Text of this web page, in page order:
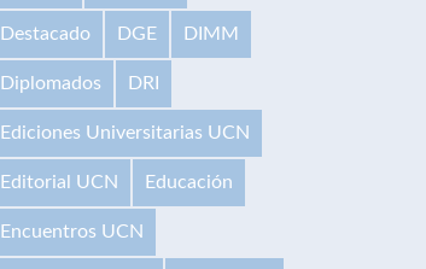
Destacado DGE DIMM
Diplomados DRI
Ediciones Universitarias UCN
Editorial UCN Educación
Encuentros UCN